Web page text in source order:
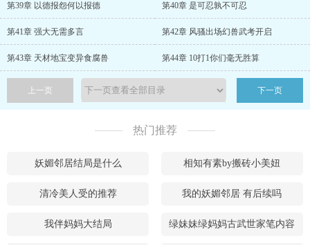
第39章 以德报怨何以报德 第40章 是可忍孰不可忍
第41章 强大无需多言 第42章 风骚出场幻兽武考开启
第43章 天材地宝变异食腐兽 第44章 10打1你们毫无胜算
上一页 下一页
热门推荐
妖媚邻居结局是什么 相知有素by搬砖小美妞
清冷美人受的推荐 我的妖媚邻居 有后续吗
我伴妈妈大结局 绿妹妹绿妈妈古武世家笔内容